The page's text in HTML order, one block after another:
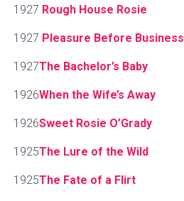
1927 Rough House Rosie
1927 Pleasure Before Business
1927The Bachelor’s Baby
1926When the Wife’s Away
1926Sweet Rosie O’Grady
1925The Lure of the Wild
1925The Fate of a Flirt